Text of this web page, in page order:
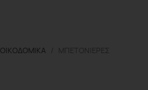
ΟΙΚΟΔΟΜΙΚΆ ΜΠΕΤΟΝΙΈΡΕΣ